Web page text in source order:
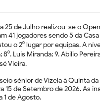
25 de Julho realizou-se o
41 jogadores sendo 5 da
o 2⁰ lugar por equipas. A
8⁰. Luís Miranda; 9. Abílio
Vieira.
sénior de Vizela à Quinta
15 de Setembro de 2026. As
1 de Agosto.